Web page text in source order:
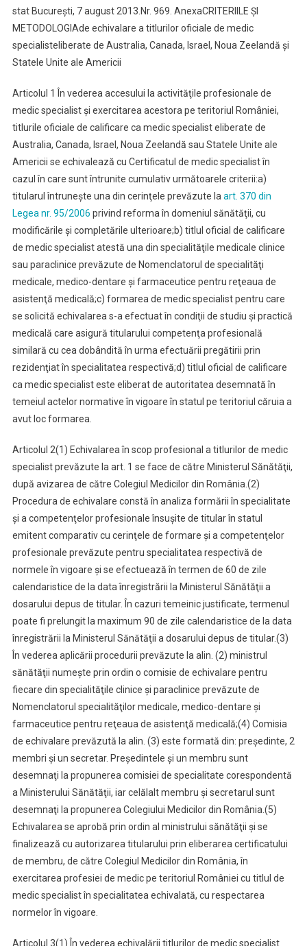
Ale
Americii
stat Bucureşti, 7 august 2013. Nr. 969. AnexaCRITERIILE ŞI
METODOLOGIAde echivalare a titlurilor oficiale de medic
specialisteliberate de Australia, Canada, Israel, Noua Zeelandă şi
Statele Unite ale Americii
Articolul 1 În vederea accesului la activităţile profesionale de
medic specialist şi exercitarea acestora pe teritoriul României,
titlurile oficiale de calificare ca medic specialist eliberate de
Australia, Canada, Israel, Noua Zeelandă sau Statele Unite ale
Americii se echivalează cu Certificatul de medic specialist în
cazul în care sunt întrunite cumulativ următoarele criterii:a)
titularul întruneşte una din cerinţele prevăzute la art. 370 din
Legea nr. 95/2006 privind reforma în domeniul sănătăţii, cu
modificările şi completările ulterioare;b) titlul oficial de calificare
de medic specialist atestă una din specialităţile medicale clinice
sau paraclinice prevăzute de Nomenclatorul de specialităţi
medicale, medico-dentare şi farmaceutice pentru reţeaua de
asistenţă medicală;c) formarea de medic specialist pentru care
se solicită echivalarea s-a efectuat în condiţii de studiu şi practică
medicală care asigură titularului competenţa profesională
similară cu cea dobândită în urma efectuării pregătirii prin
rezidenţiat în specialitatea respectivă;d) titlul oficial de calificare
ca medic specialist este eliberat de autoritatea desemnată în
temeiul actelor normative în vigoare în statul pe teritoriul căruia a
avut loc formarea.
Articolul 2(1) Echivalarea în scop profesional a titlurilor de medic
specialist prevăzute la art. 1 se face de către Ministerul Sănătăţii,
după avizarea de către Colegiul Medicilor din România. (2)
Procedura de echivalare constă în analiza formării în specialitate
şi a competenţelor profesionale însuşite de titular în statul
emitent comparativ cu cerinţele de formare şi a competenţelor
profesionale prevăzute pentru specialitatea respectivă de
normele în vigoare şi se efectuează în termen de 60 de zile
calendaristice de la data înregistrării la Ministerul Sănătăţii a
dosarului depus de titular. În cazuri temeinic justificate, termenul
poate fi prelungit la maximum 90 de zile calendaristice de la data
înregistrării la Ministerul Sănătăţii a dosarului depus de titular.(3)
În vederea aplicării procedurii prevăzute la alin. (2) ministrul
sănătăţii numeşte prin ordin o comisie de echivalare pentru
fiecare din specialităţile clinice şi paraclinice prevăzute de
Nomenclatorul specialităţilor medicale, medico-dentare şi
farmaceutice pentru reţeaua de asistenţă medicală;(4) Comisia
de echivalare prevăzută la alin. (3) este formată din: preşedinte, 2
membri şi un secretar. Preşedintele şi un membru sunt
desemnaţi la propunerea comisiei de specialitate corespondentă
a Ministerului Sănătăţii, iar celălalt membru şi secretarul sunt
desemnaţi la propunerea Colegiului Medicilor din România. (5)
Echivalarea se aprobă prin ordin al ministrului sănătăţii şi se
finalizează cu autorizarea titularului prin eliberarea certificatului
de membru, de către Colegiul Medicilor din România, în
exercitarea profesiei de medic pe teritoriul României cu titlul de
medic specialist în specialitatea echivalată, cu respectarea
normelor în vigoare.
Articolul 3(1) În vederea echivalării titlurilor de medic specialist